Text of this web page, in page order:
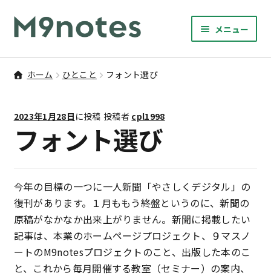
ナ
ビ
ゲ
ー
ン
へ
ス
ッ
プ
コ
ン
テ
ン
ス
キ
ッ
メニュー
9マスノート
サ
展
開
研修
ュ
ー
を
展
開
お問い合わせ
アカウント
ご利用案内
ホーム ひとこと フォント選び
2023年1月28日 に投稿 投稿者 cpl1998
フォント選び
今年の目標の一つに一人新聞「やさしくデジタル」の
復刊があります。１月ももう終盤というのに、新聞の
原稿がなかなか出来上がりません。新聞に掲載したい
記事は、本業のホームページプロジェクト、９マスノ
ートのM9notesプロジェクトのこと、出版した本のこ
と、これから毎月開催する教室（セミナー）の案内、